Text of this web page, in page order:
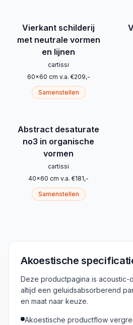
Vierkant schilderij
met neutrale vormen
en lijnen
cartissi
60x60 cm v.a. €209,-
Samenstellen
Abstract desaturate
no3 in organische
vormen
cartissi
40x60 cm v.a. €181,-
Samenstellen
Akoestische
Deze productpagina is acoustic-
altijd een geluidsabsorberend
en maat naar keuze.
Akoestische productflow